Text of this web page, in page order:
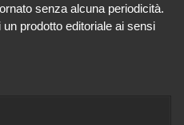
senza alcuna periodicità.
prodotto editoriale ai sensi